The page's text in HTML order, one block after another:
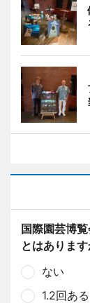
国際園芸博
とはありま
ない
1.2回ある